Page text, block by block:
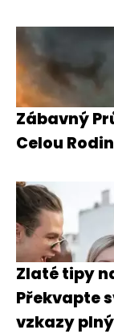
Zábavný
Celou
Zlaté tipy
Překvapte
vzkazy